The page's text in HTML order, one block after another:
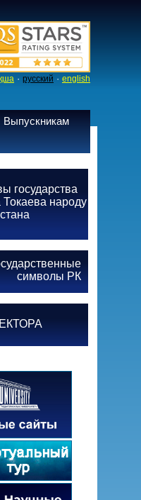
· русский · english
Выпускникам
государства
народу
символы РК